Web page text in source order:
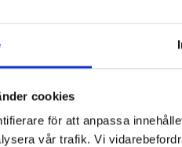
cookies
för att anpassa
vår trafik. Vi